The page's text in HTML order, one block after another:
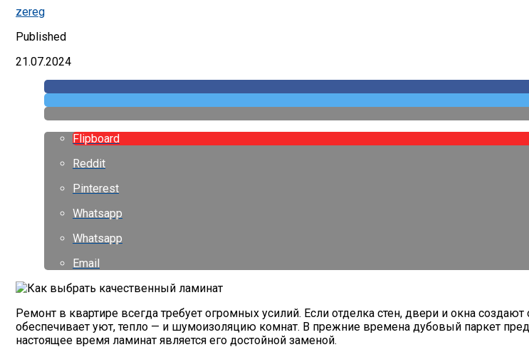
zereg
Published
21.07.2024
Flipboard
Reddit
Pinterest
Whatsapp
Whatsapp
Email
Ремонт в квартире всегда требует огромных усилий. Если отделка стен, двери и окна
обеспечивает уют, тепло — и шумоизоляцию комнат. В прежние времена дубовый паркет
настоящее время ламинат является его достойной заменой.